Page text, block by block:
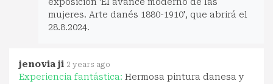
exposición 'El avance moderno de las
mujeres. Arte danés 1880-1910', que abrirá el
28.8.2024.
jenovia ji 2 years ago
Experiencia fantástica: Hermosa pintura danesa y